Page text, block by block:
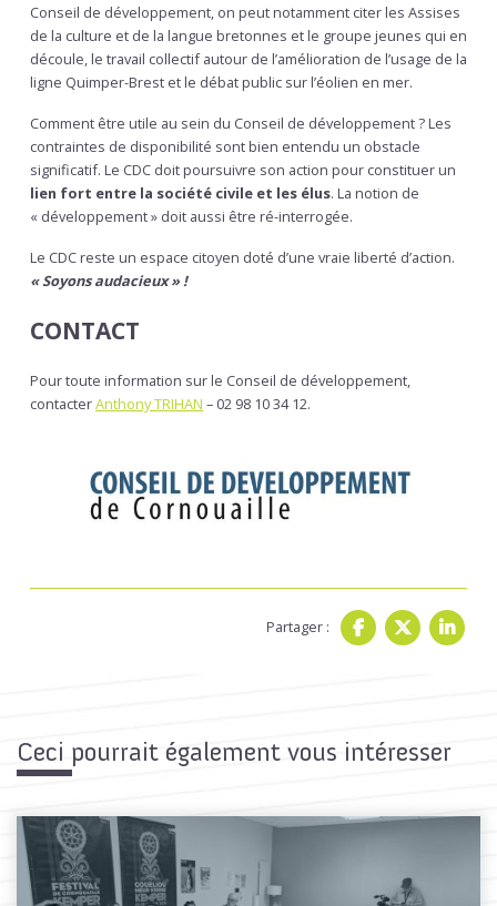
Conseil de développement, on peut notamment citer les Assises
de la culture et de la langue bretonnes et le groupe jeunes qui en
découle, le travail collectif autour de l’amélioration de l’usage de la
ligne Quimper-Brest et le débat public sur l’éolien en mer.
Comment être utile au sein du Conseil de développement ? Les
contraintes de disponibilité sont bien entendu un obstacle
significatif. Le CDC doit poursuivre son action pour constituer un
lien fort entre la société civile et les élus. La notion de
« développement » doit aussi être ré-interrogée.
Le CDC reste un espace citoyen doté d’une vraie liberté d’action.
« Soyons audacieux » !
CONTACT
Pour toute information sur le Conseil de développement,
contacterAnthony TRIHAN – 02 98 10 34 12.
Partager :
Ceci pourrait également vous intéresser